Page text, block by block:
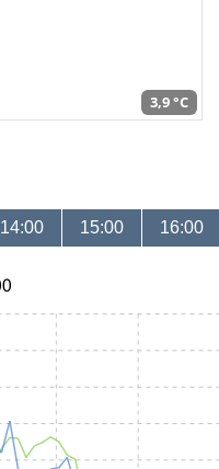
3,9 °C
14:00 15:00 16:00